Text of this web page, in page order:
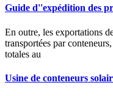
Guide d''expédition des
En outre, les exportations
transportées par
totales au
Usine de conteneurs